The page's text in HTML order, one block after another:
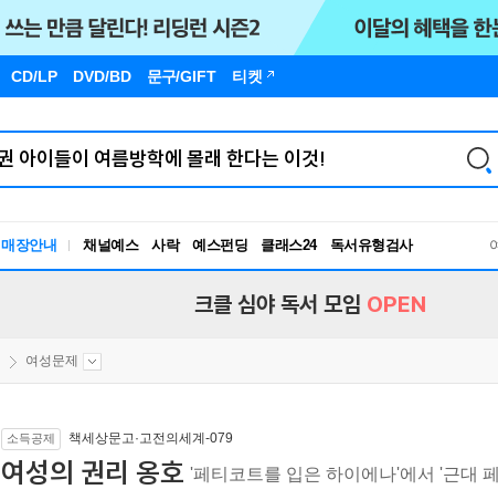
CD/LP DVD/BD 문구/GIFT 티켓
매장안내 채널예스 사락 예스펀딩 클래스24
독서유형검사
RBTI Lab
크클 심야 독서 모임 OPEN
여성문제
소득공제 책세상문고·고전의세계-079
여성의 권리 옹호 '페티코트를 입은 하이에나'에서 '근대